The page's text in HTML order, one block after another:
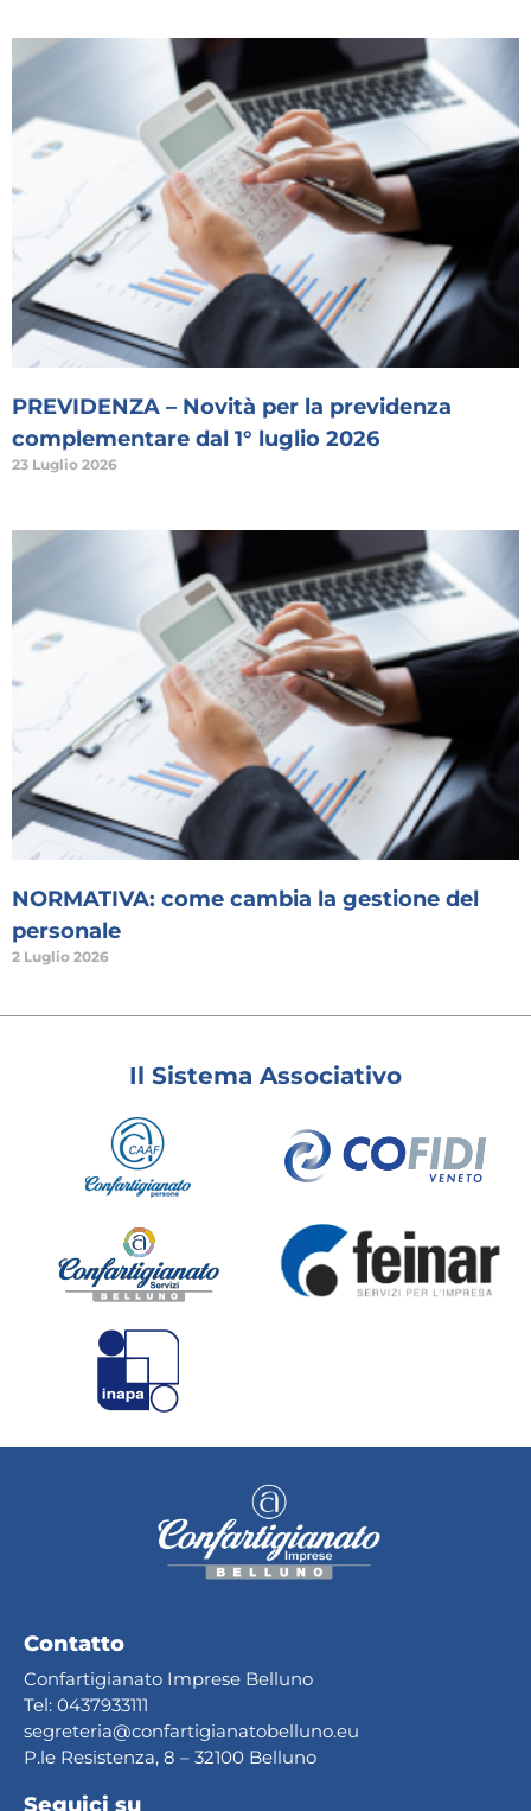
PREVIDENZA – Novità per la previdenza
complementare dal 1° luglio 2026
23 Luglio 2026
NORMATIVA: come cambia la gestione del
personale
2 Luglio 2026
Il Sistema Associativo
Contatto
Confartigianato Imprese Belluno
Tel: 0437933111
segreteria@confartigianatobelluno.eu
P.le Resistenza, 8 – 32100 Belluno
Seguici su